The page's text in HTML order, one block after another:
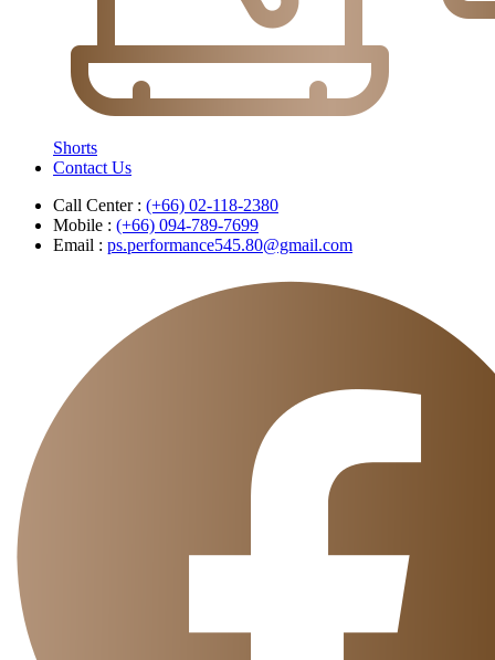
Shorts
Contact Us
Call Center : (+66) 02-118-2380
Mobile : (+66) 094-789-7699
Email : ps.performance545.80@gmail.com